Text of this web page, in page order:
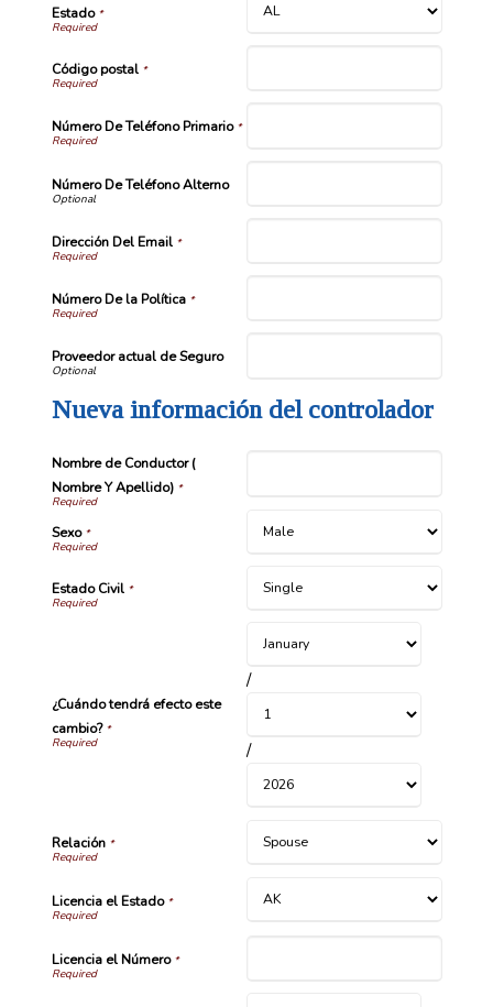
Estado*
Código postal*
Número De Teléfono Primario*
Número De Teléfono Alterno
Dirección Del Email*
Número De la Política*
Proveedor actual de Seguro
Nueva información del controlador
Nombre de Conductor (
Nombre Y Apellido) *
Sexo*
Estado Civil*
¿Cuándo tendrá efecto este
cambio?*
/
/
Relación*
Licencia el Estado*
Licencia el Número*